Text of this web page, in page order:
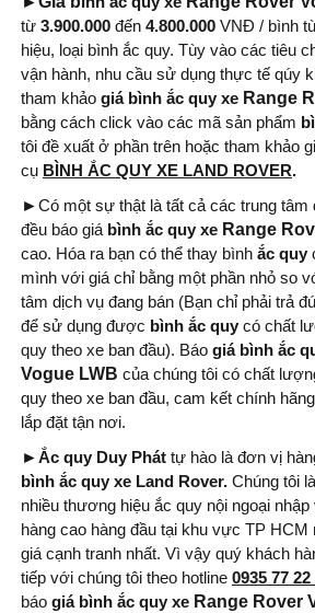
từ 3.900.000 đến 4.800.000 VNĐ / bình
hiệu, loại bình ắc quy. Tùy vào các tiêu
vận hành, nhu cầu sử dụng thực tế qúy
tham khảo giá bình ắc quy xe Range
bằng cách click vào các mã sản phẩm
tôi đề xuất ở phần trên hoặc tham khảo
cụ BÌNH ẮC QUY XE LAND ROVER.
►Có một sự thật là tất cả các trung tâm
đều báo giá bình ắc quy xe Range
cao. Hóa ra bạn có thể thay bình ắc quy
mình với giá chỉ bằng một phần nhỏ so
tâm dịch vụ đang bán (Bạn chỉ phải trả
để sử dụng được bình ắc quy có chất
quy theo xe ban đầu). Báo giá bình ắc
Vogue LWB của chúng tôi có chất
quy theo xe ban đầu, cam kết chính
lắp đặt tận nơi.
►Ắc quy Duy Phát tự hào là đơn vị
bình ắc quy xe Land Rover. Chúng tôi
nhiều thương hiệu ắc quy nội ngoại
hàng cao hàng đầu tại khu vực TP
giá cạnh tranh nhất. Vì vậy quý khách
tiếp với chúng tôi theo hotline 0935 77 22
báo giá bình ắc quy xe Range Rover